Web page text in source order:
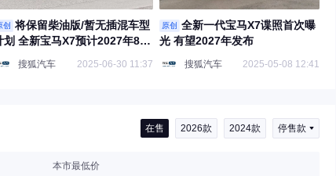
创
将保留柴油版/暂无插混车型
划 全新宝马X7预计2027年8月
搜狐汽车 2025-06-30 11:37
原创
全新一代宝马X7谍照首次曝
光 有望2027年发布
搜狐汽车 2025-05-08 12:41
在售 2026款 2024款 停售款
本市最低价